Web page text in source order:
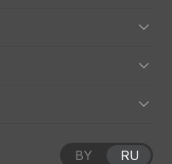
BY RU